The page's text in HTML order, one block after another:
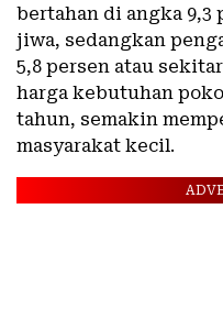
bertahan di angka 9,3
jiwa, sedangkan
5,8 persen atau
harga kebutuhan
tahun, semakin
masyarakat kecil.